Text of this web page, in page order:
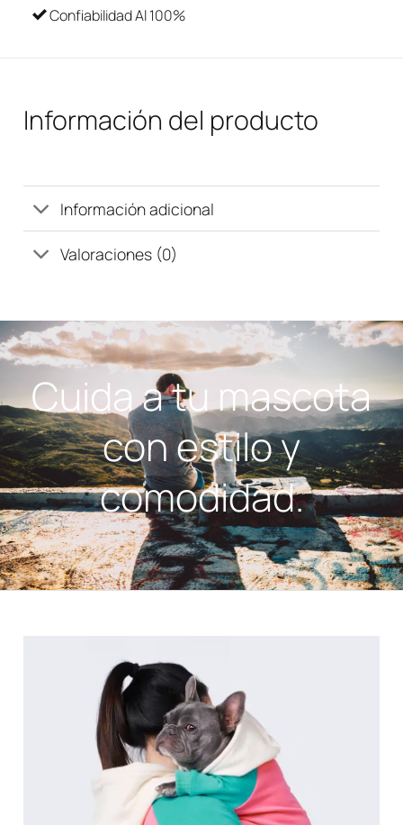
Confiabilidad Al 100%
Información del producto
Información adicional
Valoraciones (0)
Cuida a tu mascota
con estilo y
comodidad.